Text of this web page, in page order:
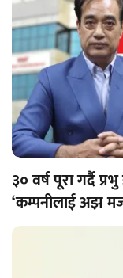
३० वर्ष पूरा गर्दै
‘कम्पनीलाई अझ